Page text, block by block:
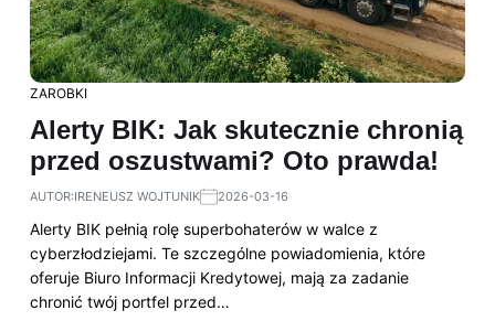
ZAROBKI
Alerty BIK: Jak skutecznie chronią
przed oszustwami? Oto prawda!
AUTOR:IRENEUSZ WOJTUNIK 2026-03-16
Alerty BIK pełnią rolę superbohaterów w walce z
cyberzłodziejami. Te szczególne powiadomienia, które
oferuje Biuro Informacji Kredytowej, mają za zadanie
chronić twój portfel przed…